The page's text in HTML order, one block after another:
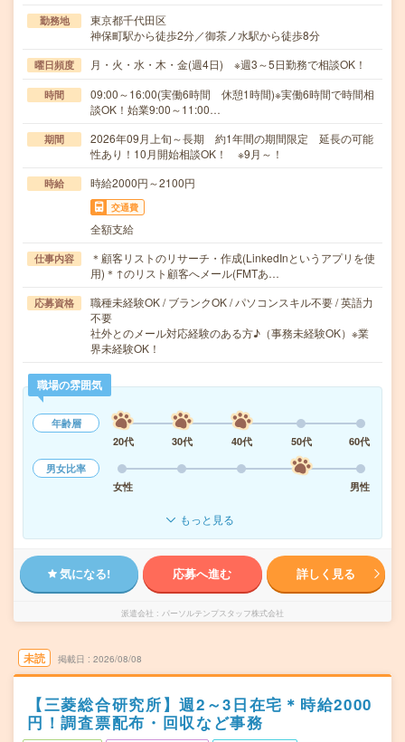
勤務地
東京都千代田区
神保町駅から徒歩2分／御茶ノ水駅から徒歩8分
曜日頻度 月・火・水・木・金(週4日) ※週3～5日勤務で相談OK！
時間
09:00～16:00(実働6時間 休憩1時間)※実働6時間で時間相
談OK！始業9:00～11:00…
期間
2026年09月上旬～長期 約1年間の期間限定 延長の可能
性あり！10月開始相談OK！ ※9月～！
時給 時給2000円～2100円
交通費
全額支給
仕事内容
＊顧客リストのリサーチ・作成(LinkedInというアプリを使
用)＊↑のリスト顧客へメール(FMTあ…
応募資格
職種未経験OK / ブランクOK / パソコンスキル不要 / 英語力
不要
社外とのメール対応経験のある方♪（事務未経験OK）※業
界未経験OK！
職場の雰囲気
年齢層
20代
30代 40代 50代
60代
男女比率
女性
男性
もっと見る
気になる! 応募へ進む 詳しく見る
派遣会社 パーソルテンプスタッフ株式会社
未読 掲載日 2026/08/08
【三菱総合研究所】週2～3日在宅＊時給2000
円！調査票配布・回収など事務